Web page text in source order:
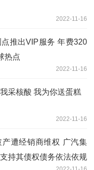
2022-11-16
推出VIP服务 年费320
热点
2022-11-16
采核酸 我为你送蛋糕
2022-11-16
产遭经销商维权 广汽集
持其债权债务依法依规